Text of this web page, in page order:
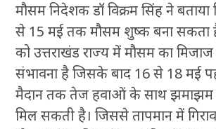
मौसम निदेशक डॉ विक्रम सिंह ने बताया
से 15 मई तक मौसम शुष्क बना सकता
को उत्तराखंड राज्य में मौसम का
संभावना है जिसके बाद 16 से 18 मई
मैदान तक तेज हवाओं के साथ झमाझम
मिल सकती है। जिससे तापमान में